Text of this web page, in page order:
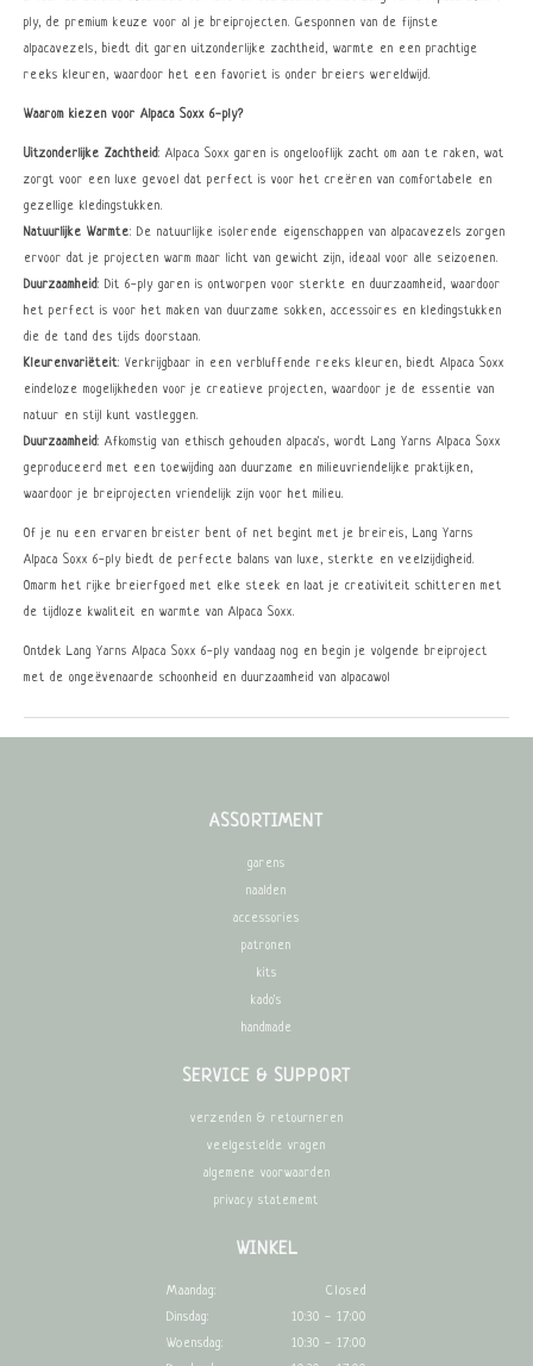
ply, de premium keuze voor al je breiprojecten. Gesponnen van de fijnste
alpacavezels, biedt dit garen uitzonderlijke zachtheid, warmte en een prachtige
reeks kleuren, waardoor het een favoriet is onder breiers wereldwijd.
Waarom kiezen voor Alpaca Soxx 6-ply?
Uitzonderlijke Zachtheid: Alpaca Soxx garen is ongelooflijk zacht om aan te raken, wat
zorgt voor een luxe gevoel dat perfect is voor het creëren van comfortabele en
gezellige kledingstukken.
Natuurlijke Warmte: De natuurlijke isolerende eigenschappen van alpacavezels zorgen
ervoor dat je projecten warm maar licht van gewicht zijn, ideaal voor alle seizoenen.
Duurzaamheid: Dit 6-ply garen is ontworpen voor sterkte en duurzaamheid, waardoor
het perfect is voor het maken van duurzame sokken, accessoires en kledingstukken
die de tand des tijds doorstaan.
Kleurenvariëteit: Verkrijgbaar in een verbluffende reeks kleuren, biedt Alpaca Soxx
eindeloze mogelijkheden voor je creatieve projecten, waardoor je de essentie van
natuur en stijl kunt vastleggen.
Duurzaamheid: Afkomstig van ethisch gehouden alpaca's, wordt Lang Yarns Alpaca Soxx
geproduceerd met een toewijding aan duurzame en milieuvriendelijke praktijken,
waardoor je breiprojecten vriendelijk zijn voor het milieu.
Of je nu een ervaren breister bent of net begint met je breireis, Lang Yarns
Alpaca Soxx 6-ply biedt de perfecte balans van luxe, sterkte en veelzijdigheid.
Omarm het rijke breierfgoed met elke steek en laat je creativiteit schitteren met
de tijdloze kwaliteit en warmte van Alpaca Soxx.
Ontdek Lang Yarns Alpaca Soxx 6-ply vandaag nog en begin je volgende breiproject
met de ongeëvenaarde schoonheid en duurzaamheid van alpacawol
ASSORTIMENT
garens
naalden
accessories
patronen
kits
kado's
handmade
SERVICE & SUPPORT
verzenden & retourneren
veelgestelde vragen
algemene voorwaarden
privacy statememt
WINKEL
Maandag:
Closed
Dinsdag:
10:30 - 17:00
Woensdag:
10:30 - 17:00